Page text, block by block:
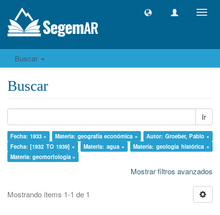
Buscar
Buscar
Ir
Fecha: 1933 × Materia: geografía económica ×
Autor: Groeber, Pablo ×
Fecha: [1932 TO 1939] ×
Materia: agua ×
Materia: geología histórica ×
Materia: geomorfología ×
Mostrar filtros avanzados
Mostrando ítems 1-1 de 1